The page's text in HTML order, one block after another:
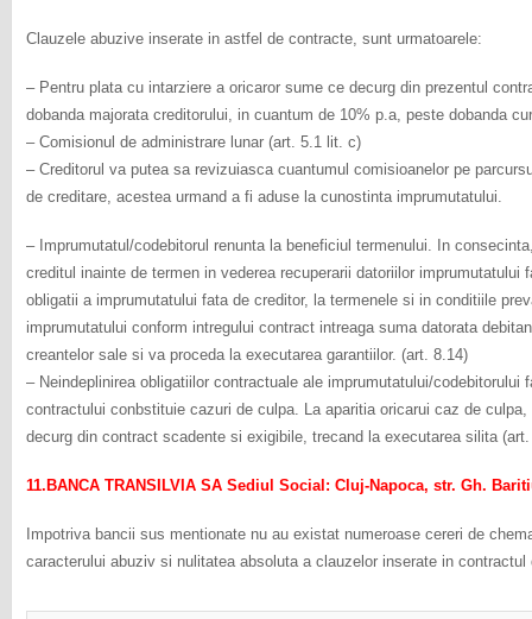
Clauzele abuzive inserate in astfel de contracte, sunt urmatoarele:
– Pentru plata cu intarziere a oricaror sume ce decurg din prezentul
dobanda majorata creditorului, in cuantum de 10% p.a, peste dobanda
– Comisionul de administrare lunar (art. 5.1 lit. c)
– Creditorul va putea sa revizuiasca cuantumul comisioanelor pe
de creditare, acestea urmand a fi aduse la cunostinta imprumutatului.
– Imprumutatul/codebitorul renunta la beneficiul termenului. In
creditul inainte de termen in vederea recuperarii datoriilor imprumutatului
obligatii a imprumutatului fata de creditor, la termenele si in conditiile
imprumutatului conform intregului contract intreaga suma datorata
creantelor sale si va proceda la executarea garantiilor. (art. 8.14)
– Neindeplinirea obligatiilor contractuale ale imprumutatului/codebitorului
contractului conbstituie cazuri de culpa. La aparitia oricarui caz de
decurg din contract scadente si exigibile, trecand la executarea silita
11.BANCA TRANSILVIA SA Sediul Social: Cluj-Napoca, str. Gh.
Impotriva bancii sus mentionate nu au existat numeroase cereri de
caracterului abuziv si nulitatea absoluta a clauzelor inserate in contractul